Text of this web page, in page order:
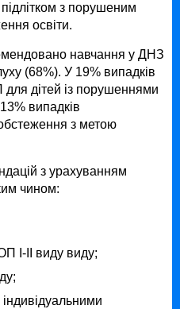
з порушеним
освіти.
навчання у ДНЗ
(68%). У 19% випадків
дітей із порушеннями
випадків
з метою
з урахуванням
чином:
І-ІІ виду виду;